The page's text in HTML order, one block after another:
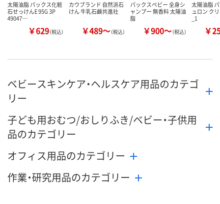
太陽油脂 パックス化粧
石せっけんE 95G 3P
49047…
￥629（税込）
カウブランド 自然派石
けん 牛乳石鹸共進社
￥489～（税込）
パックスベビー 全身シ
ャンプー 無香料 太陽油
脂
￥900～（税込）
太陽油脂
ュロン ク
_1
￥
ベビースキンケア・ヘルスケア用品のカテゴ
リー
子ども用おむつ/おしりふき/ベビー・子供用
品のカテゴリー
オフィス用品のカテゴリー
作業・研究用品のカテゴリー